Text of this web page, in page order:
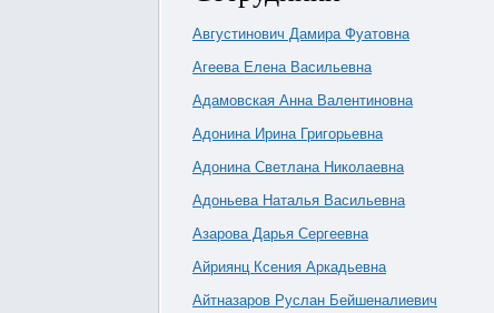
Августинович Дамира Фуатовна
Агеева Елена Васильевна
Адамовская Анна Валентиновна
Адонина Ирина Григорьевна
Адонина Светлана Николаевна
Адоньева Наталья Васильевна
Азарова Дарья Сергеевна
Айриянц Ксения Аркадьевна
Айтназаров Руслан Бейшеналиевич